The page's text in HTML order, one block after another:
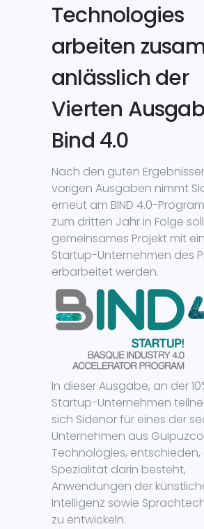
Technologies
arbeiten
anlässlich der
Vierten
Bind 4.0
Nach den guten
vorigen Ausgaben nimmt
erneut am BIND 4.0-
zum dritten Jahr in Folge
gemeinsames Projekt mit
Startup-Unternehmen des
erbarbeitet werden.
In dieser Ausgabe, an der
Startup-Unternehmen
sich Sidenor für eines der
Unternehmen aus
Technologies, entschieden,
Spezialität darin besteht,
Anwendungen der
Intelligenz sowie
zu entwickeln.